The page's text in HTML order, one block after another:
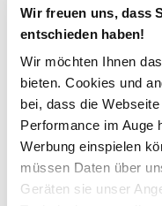
Wir freuen uns, dass
entschieden haben!
Wir möchten Ihnen
bieten. Cookies und
bei, dass die
Performance im Auge
Werbung einspielen
müssen Daten über
Geräten sie unser
Schneller DHL
Kostenfreie
Kostenlose